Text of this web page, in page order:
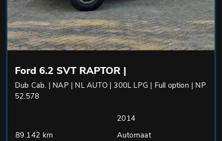
Ford 6.2 SVT RAPTOR |
Dub Cab. | NAP | NL AUTO | 300L LPG | Full option | NP
52.578
2014
89.142 km
Automaat